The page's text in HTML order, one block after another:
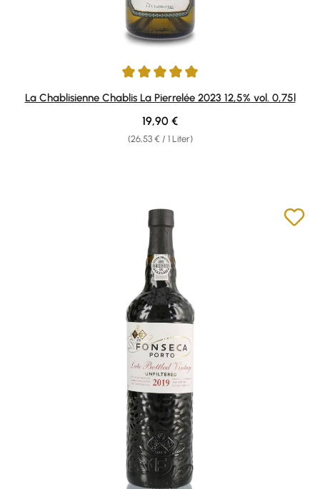
Durchschnittliche Bewertung von 5 von 5 Sternen
La Chablisienne Chablis La Pierrelée 2023 12,5% vol. 0,75l
(26,53 € / 1 Liter)
Regulärer Preis:
19,90 €